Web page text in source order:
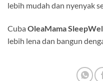
lebih mudah dan nyenyak
Cuba OleaMama
lebih lena dan bangun